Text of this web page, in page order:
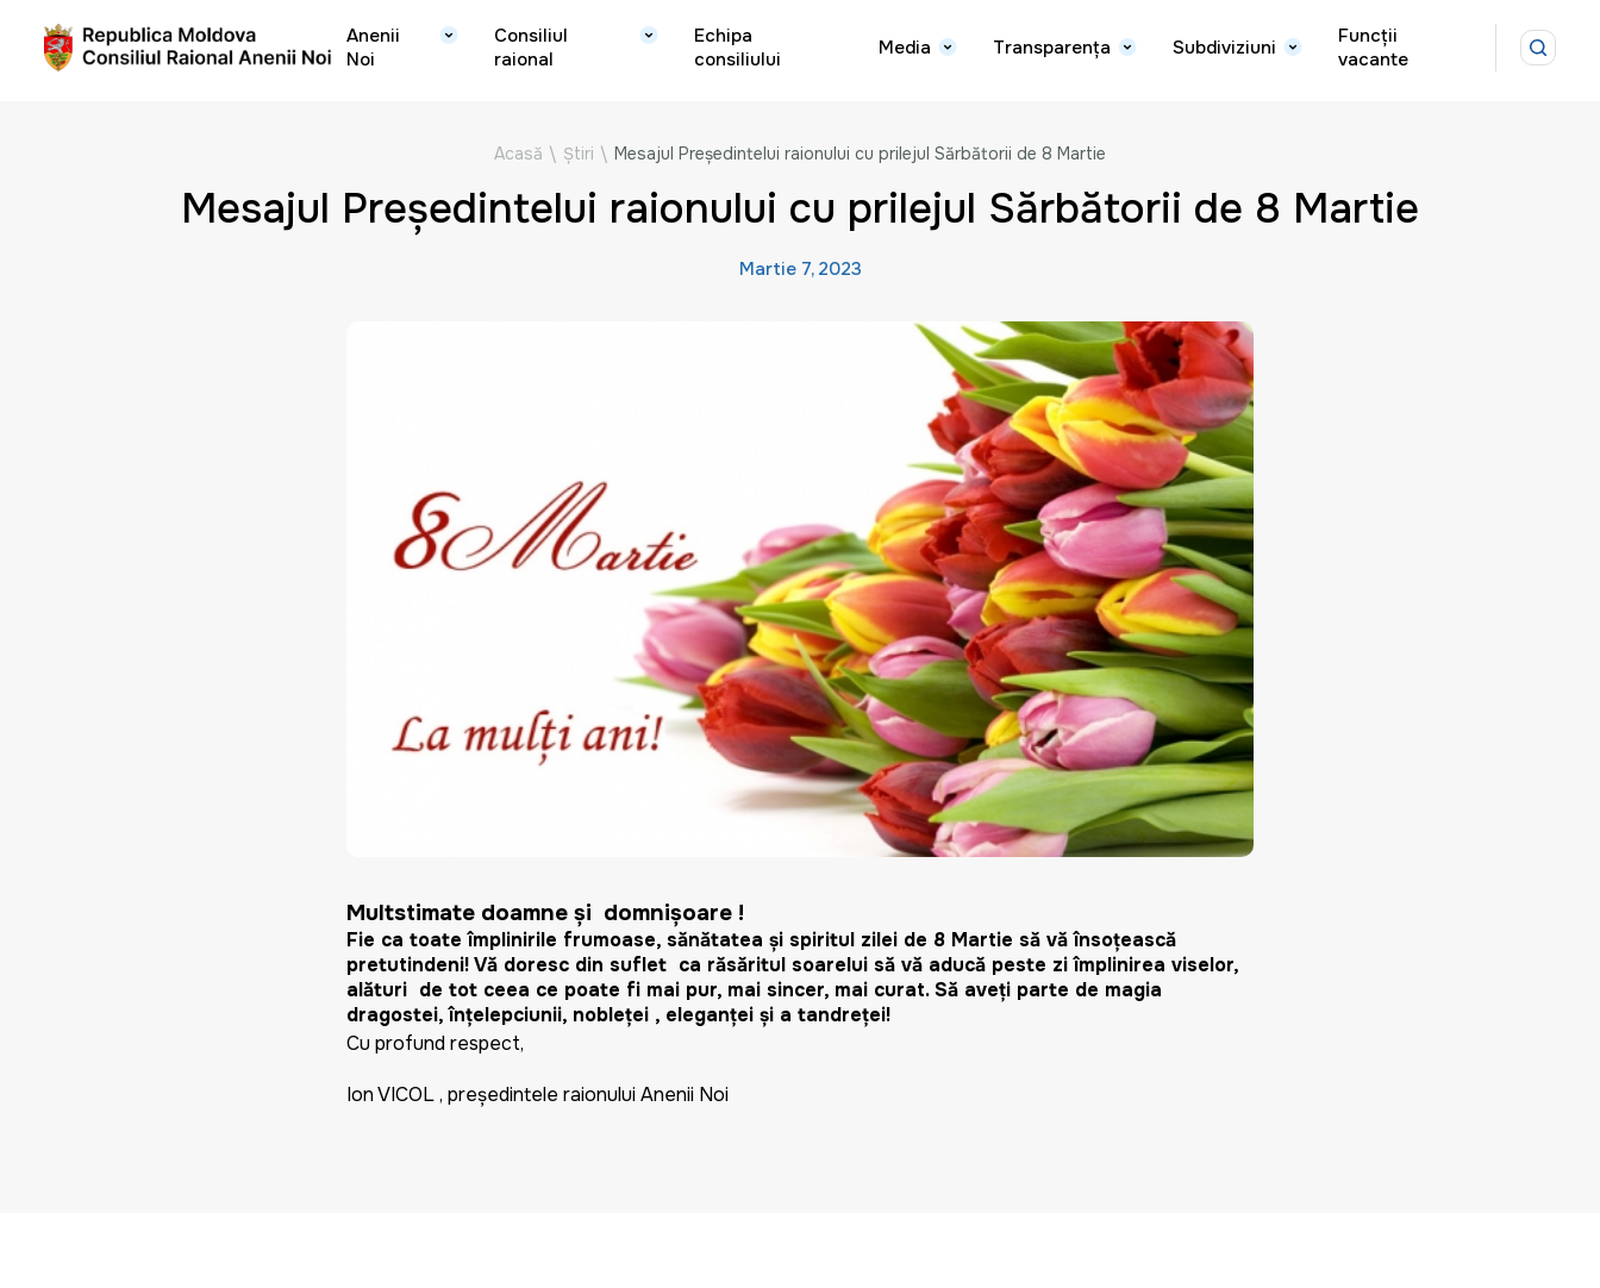
Anenii
Noi
Consiliul
raional
Echipa
consiliului
Media Transparența Subdiviziuni
Funcții
vacante
Acasă \ Știri \ Mesajul Preşedintelui raionului cu prilejul Sărbătorii de 8 Martie
Mesajul Preşedintelui raionului cu prilejul Sărbătorii de 8 Martie
Martie 7, 2023
Multstimate doamne și domnişoare !
Fie ca toate împlinirile frumoase, sănătatea şi spiritul zilei de 8 Martie să vă însoţească
pretutindeni! Vă doresc din suflet ca răsăritul soarelui să vă aducă peste zi împlinirea viselor,
alături de tot ceea ce poate fi mai pur, mai sincer, mai curat. Să aveţi parte de magia
dragostei, înţelepciunii, nobleţei , eleganţei şi a tandreţei!
Cu profund respect,
Ion VICOL , președintele raionului Anenii Noi